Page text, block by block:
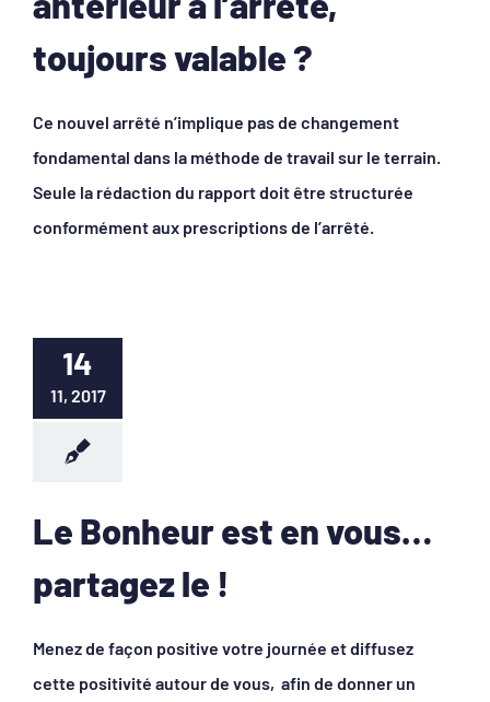
toujours valable ?
Ce nouvel arrêté n’implique pas de changement
fondamental dans la méthode de travail sur le terrain.
Seule la rédaction du rapport doit être structurée
conformément aux prescriptions de l’arrêté.
14
11, 2017
Le Bonheur est en vous…
partagez le !
Menez de façon positive votre journée et diffusez
cette positivité autour de vous, afin de donner un